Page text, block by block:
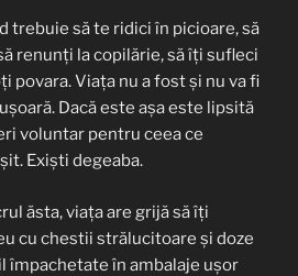
trebuie să te ridici în picioare, să
renunți la copilărie, să îți sufleci
povara. Viața nu a fost și nu va fi
Dacă este așa este lipsită
voluntar pentru ceea ce
Exiști degeaba.
ăsta, viața are grijă să îți
cu chestii strălucitoare și doze
împachetate în ambalaje ușor